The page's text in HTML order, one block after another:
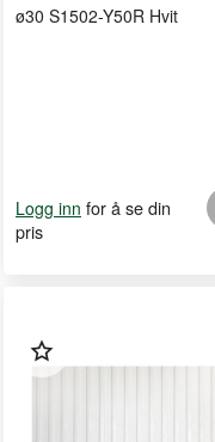
ø30 S1502-Y50R Hvit
Logg inn for å se din
pris